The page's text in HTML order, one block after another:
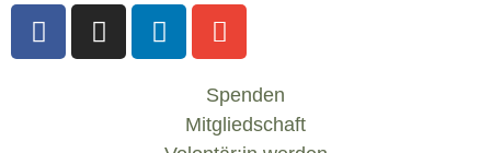
Spenden
Mitgliedschaft